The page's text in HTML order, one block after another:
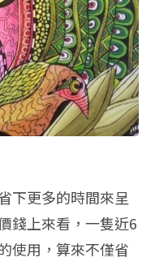
下更多的時間來呈
錢上來看，一隻近6
使用，算來不僅省